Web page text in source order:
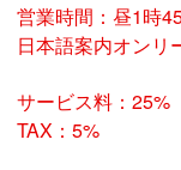
営業時間：昼1時
日本語案内オンリ
サービス料：25%
TAX：5%